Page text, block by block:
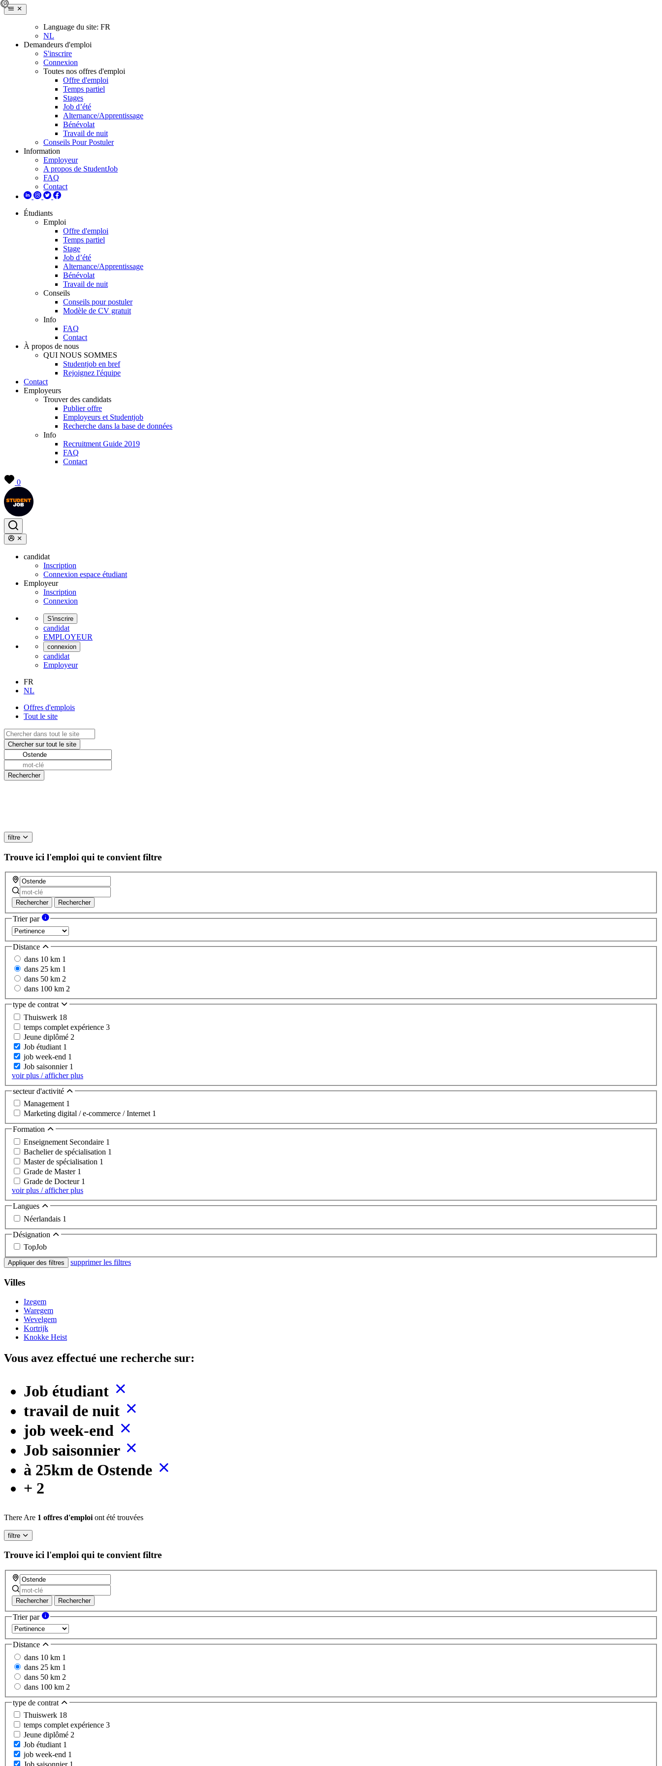
Language du site: FR
NL
Demandeurs d'emploi
S'inscrire
Connexion
Toutes nos offres d'emploi
Offre d'emploi
Temps partiel
Stages
Job d’été
Alternance/Apprentissage
Bénévolat
Travail de nuit
Conseils Pour Postuler
Information
Employeur
A propos de StudentJob
FAQ
Contact
Étudiants
Emploi
Offre d'emploi
Temps partiel
Stage
Job d’été
Alternance/Apprentissage
Bénévolat
Travail de nuit
Conseils
Conseils pour postuler
Modèle de CV gratuit
Info
FAQ
Contact
À propos de nous
QUI NOUS SOMMES
Studentjob en bref
Rejoignez l'équipe
Contact
Employeurs
Trouver des candidats
Publier offre
Employeurs et Studentjob
Recherche dans la base de données
Info
Recruitment Guide 2019
FAQ
Contact
0
candidat
Inscription
Connexion espace étudiant
Employeur
Inscription
Connexion
S'inscrire
candidat
EMPLOYEUR
connexion
candidat
Employeur
FR
NL
Offres d'emplois
Tout le site
filtre
Trouve ici l'emploi qui te convient filtre
Rechercher Rechercher
Trier par
Distance
dans 10 km 1
dans 25 km 1
dans 50 km 2
dans 100 km 2
type de contrat
Thuiswerk 18
temps complet expérience 3
Jeune diplômé 2
Job étudiant 1
job week-end 1
Job saisonnier 1
voir plus / afficher plus
secteur d'activité
Management 1
Marketing digital / e-commerce / Internet 1
Formation
Enseignement Secondaire 1
Bachelier de spécialisation 1
Master de spécialisation 1
Grade de Master 1
Grade de Docteur 1
voir plus / afficher plus
Langues
Néerlandais 1
Désignation
TopJob
Appliquer des filtres supprimer les filtres
Villes
Izegem
Waregem
Wevelgem
Kortrijk
Knokke Heist
Vous avez effectué une recherche sur:
Job étudiant
travail de nuit
job week-end
Job saisonnier
à 25km de Ostende
+ 2
There Are 1 offres d'emploi ont été trouvées
filtre
Trouve ici l'emploi qui te convient filtre
Rechercher Rechercher
Trier par
Distance
dans 10 km 1
dans 25 km 1
dans 50 km 2
dans 100 km 2
type de contrat
Thuiswerk 18
temps complet expérience 3
Jeune diplômé 2
Job étudiant 1
job week-end 1